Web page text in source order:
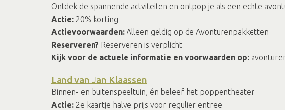
Ontdek de spannende actviteiten en ontpop je als een echte
Actie: 20% korting
Actievoorwaarden: Alleen geldig op de Avonturenpakketten
Reserveren? Reserveren is verplicht
Kijk voor de actuele informatie en voorwaarden op:
Land van Jan Klaassen
Binnen- en buitenspeeltuin, én beleef het poppentheater
Actie: 2e kaartje halve prijs voor regulier entree